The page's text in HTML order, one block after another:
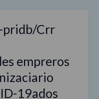
pridb/Crr
empreros
19ados